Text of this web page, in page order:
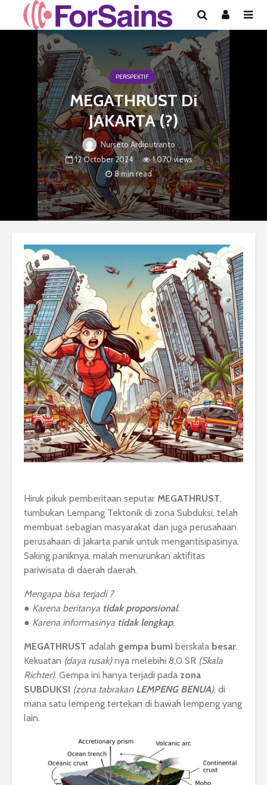
PERSPEKTIF
MEGATHRUST Di
JAKARTA (?)
Nurseto Ardiputranto
12 October 2024
1,070 views
8 min read
Hiruk pikuk pemberitaan seputar MEGATHRUST,
tumbukan Lempang Tektonik di zona Subduksi, telah
membuat sebagian masyarakat dan juga perusahaan
perusahaan di Jakarta panik untuk mengantisipasinya.
Saking paniknya, malah menurunkan aktifitas
pariwisata di daerah daerah.
Mengapa bisa terjadi ?
● Karena beritanya tidak proporsional.
● Karena informasinya tidak lengkap.
MEGATHRUST adalah gempa bumi berskala besar.
Kekuatan (daya rusak)nya melebihi 8,0 SR (Skala
Richter). Gempa ini hanya terjadi pada zona
SUBDUKSI (zona tabrakan LEMPENG BENUA), di
mana satu lempeng tertekan di bawah lempeng yang
lain.